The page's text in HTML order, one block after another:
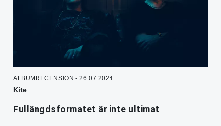
ALBUMRECENSION - 26.07.2024
Kite
Fullängdsformatet är inte ultimat